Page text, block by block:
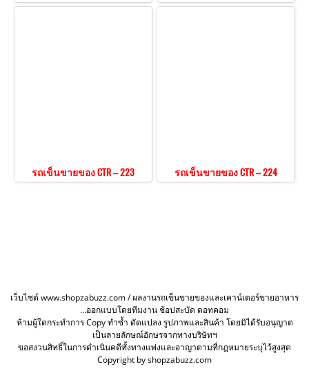
รถเข็นขายของ CTR – 223 รถเข็นขายของ CTR – 224
เว็บไซต์ www.shopzabuzz.com / ผลงานรถเข็นขายของและเคาน์เตอร์ขายอาหาร
...ออกแบบโดยทีมงาน ช้อปสะบัด ดอทคอม
ห้ามผู้ใดกระทำการ Copy ทำซ้ำ ดัดแปลง รูปภาพและสินค้า โดยมิได้รับอนุญาต
เป็นลายลักษณ์อักษรจากทางบริษัทฯ
ขอสงวนสิทธิ์ในการดำเนินคดีทั้งทางแพ่งและอาญาตามที่กฎหมายระบุไว้สูงสุด
Copyright by shopzabuzz.com